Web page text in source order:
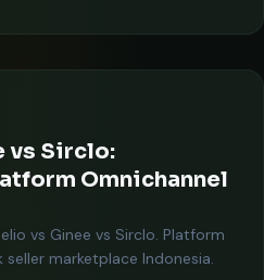
vs Sirclo:
Omnichannel
vs Ginee vs Sirclo. Platform
marketplace Indonesia.